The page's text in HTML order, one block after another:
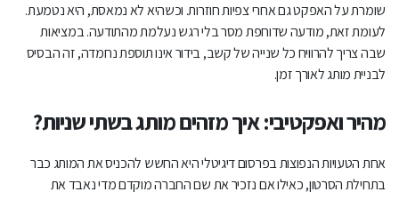
שומרת על האפקט גם אחרי צפיות חוזרות. וכשהיא לא נמאסת, היא נטמעת.
לעומת זאת, מודעה שדוחפת מסר בלי רגש נעלמת מהתודעה. במציאות
שבה צריך להרוויח כל שנייה של קשב, בידור אינו תוספת נחמדה, זה הבסיס
לבניית מותג לאורך זמן.
מהיר ואפקטיבי: איך מזהים מותג בשתי שניות?
אחת הטעויות הנפוצות בפרסום דיגיטלי היא החשש להכניס את המותג כבר
בתחילת הסרטון, כאילו אם נזכיר את שם החברה מוקדם מדי נאבד את